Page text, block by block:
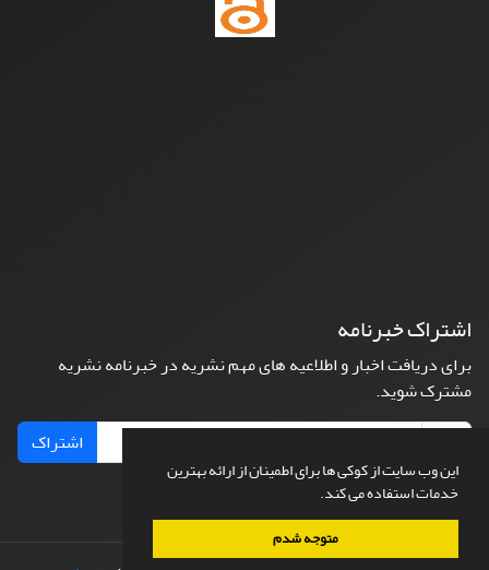
این وب سایت از کوکی ها برای اطمینان از ارائه بهترین
خدمات استفاده می کند.
متوجه شدم
اشتراک خبرنامه
برای دریافت اخبار و اطلاعیه های مهم نشریه در خبرنامه نشریه
مشترک شوید.
اشتراک